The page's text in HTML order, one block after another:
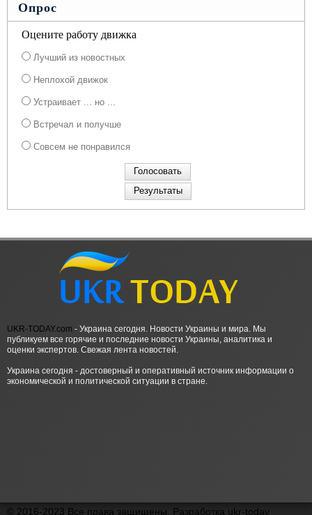
Опрос
Оцените работу движка
Лучший из новостных
Неплохой движок
Устраивает ... но ...
Встречал и получше
Совсем не понравился
UKR-TODAY.com - Украина сегодня. Новости Украины и мира. Мы
публикуем все горячие и последние новости Украины, аналитика и
оценки экспертов. Свежая лента новостей.
Украина сегодня - достоверный и оперативный источник информации о
экономической и политической ситуации в стране.
© 2016-2023 Все права защищены. Разработка ukr-today